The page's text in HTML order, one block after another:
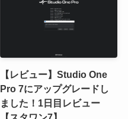
【レビュー】Studio One
Pro 7にアップグレードし
ました！1日目レビュー